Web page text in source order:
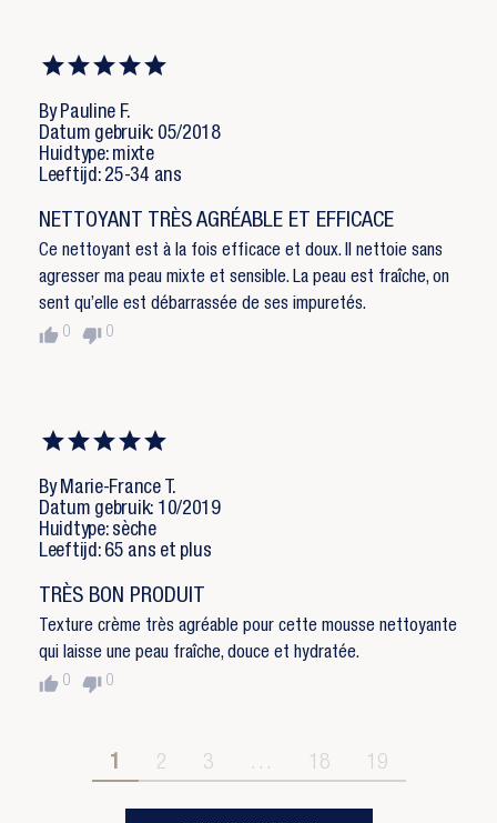
By Pauline F.
Datum gebruik: 05/2018
Huidtype: mixte
Leeftijd: 25-34 ans
NETTOYANT TRÈS AGRÉABLE ET EFFICACE
Ce nettoyant est à la fois efficace et doux. Il nettoie sans
agresser ma peau mixte et sensible. La peau est fraîche, on
sent qu’elle est débarrassée de ses impuretés.
thumb_up 0 thumb_down 0
By Marie-France T.
Datum gebruik: 10/2019
Huidtype: sèche
Leeftijd: 65 ans et plus
TRÈS BON PRODUIT
Texture crème très agréable pour cette mousse nettoyante
qui laisse une peau fraîche, douce et hydratée.
thumb_up 0 thumb_down 0
1 2 3 … 18 19